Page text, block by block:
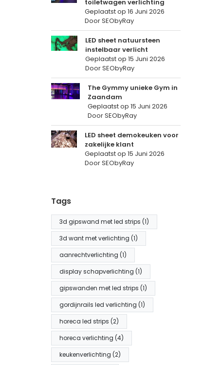
toiletwagen verlichting
Geplaatst op 16 Juni 2026
Door SEObyRay
LED sheet natuursteen
instelbaar verlicht
Geplaatst op15 Juni 2026
Door SEObyRay
The Gymmy unieke Gym in
Zaandam
Geplaatst op 15 Juni 2026
Door SEObyRay
LED sheet demokeuken voor
zakelijke klant
Geplaatst op 15 Juni 2026
Door SEObyRay
Tags
3d gipswand met led strips (1)
3d want met verlichting (1)
aanrechtverlichting (1)
display schapverlichting (1)
gipswanden met led strips (1)
gordijnrails led verlichting (1)
horeca led strips (2)
horeca verlichting (4)
keukenverlichting (2)